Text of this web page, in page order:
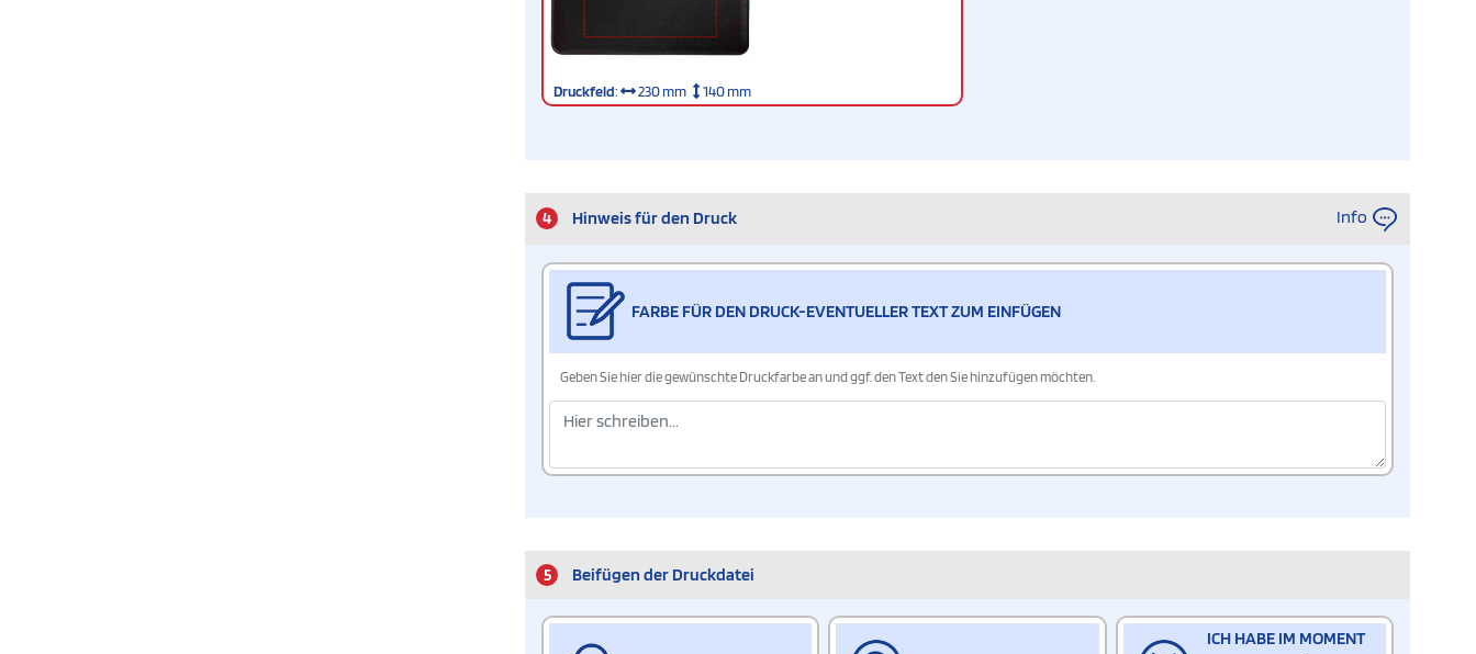
Druckfeld: 230 mm 140 mm
4 Hinweis für den Druck Info
FARBE FÜR DEN DRUCK-EVENTUELLER TEXT ZUM EINFÜGEN
Geben Sie hier die gewünschte Druckfarbe an und ggf. den Text den Sie hinzufügen möchten.
5 Beifügen der Druckdatei
ICH HABE IM MOMENT